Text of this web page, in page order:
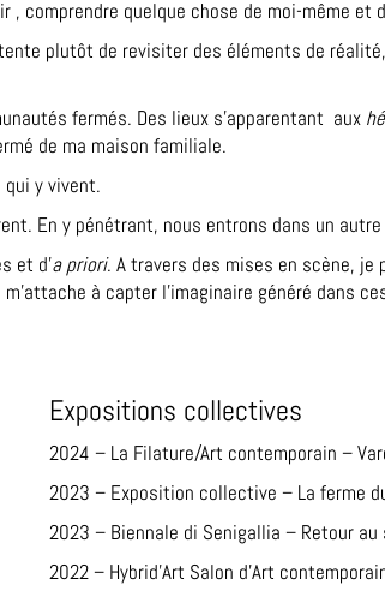
comprendre quelque chose de moi-même et
plutôt de revisiter des éléments de
fermés. Des lieux s’apparentant aux
de ma maison familiale.
y vivent.
En y pénétrant, nous entrons dans un
et d’a priori. A travers des mises en scène, je
à capter l’imaginaire généré dans
Expositions collectives
2024 – La Filature/Art contemporain –
2023 – Exposition collective – La ferme
2023 – Biennale di Senigallia – Retour
2022 – Hybrid’Art Salon d’Art